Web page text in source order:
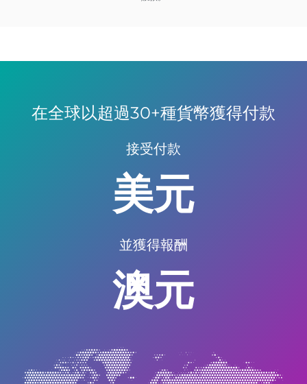
在全球以超過30+種貨幣獲得付款
接受付款
英鎊
並獲得報酬
新幣